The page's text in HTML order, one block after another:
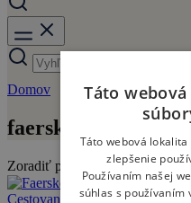
Domov faerské-ostrovy
faerské-ostrovy
Zoradiť podľa:
Cestovanie
Táto
Táto webová
zlepšenie
Používaním našej
súhlas s používaním